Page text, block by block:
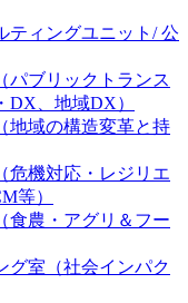
ティングユニット/ 公
パブリックトランス
DX、地域DX）
地域の構造変革と持
危機対応・レジリエ
等）
食農・アグリ＆フー
グ室（社会インパク